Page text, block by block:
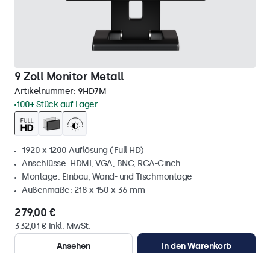
9 Zoll Monitor Metall
Artikelnummer: 9HD7M
100+ Stück auf Lager
1920 x 1200 Auflösung (Full HD)
Anschlüsse: HDMI, VGA, BNC, RCA-Cinch
Montage: Einbau, Wand- und Tischmontage
Außenmaße: 218 x 150 x 36 mm
279,00 €
332,01 € inkl. MwSt.
Ansehen
In den Warenkorb